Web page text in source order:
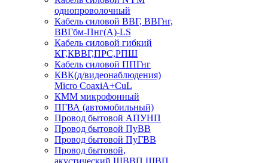
однопроволочный
Кабель силовой ВВГ, ВВГнг,
ВВГбм-Пнг(А)-LS
Кабель силовой гибкий
КГ,КВВГ,ПРС,РПШ
Кабель силовой ППГнг
КВК(д/видеонаблюдения)
Micro CoaxiA+CuL
КММ микрофонный
ПГВА (автомобильный)
Провод бытовой АПУНП
Провод бытовой ПуВВ
Провод бытовой ПуГВВ
Провод бытовой,